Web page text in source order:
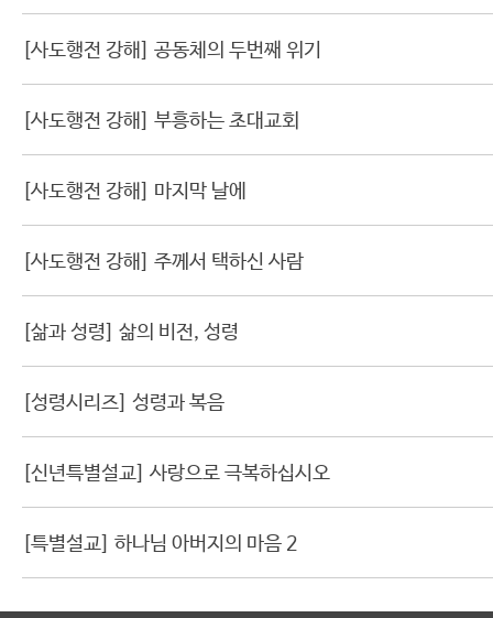
[사도행전 강해] 공동체의 두번째 위기
[사도행전 강해] 부흥하는 초대교회
[사도행전 강해] 마지막 날에
[사도행전 강해] 주께서 택하신 사람
[삶과 성령] 삶의 비전, 성령
[성령시리즈] 성령과 복음
[신년특별설교] 사랑으로 극복하십시오
[특별설교] 하나님 아버지의 마음 2